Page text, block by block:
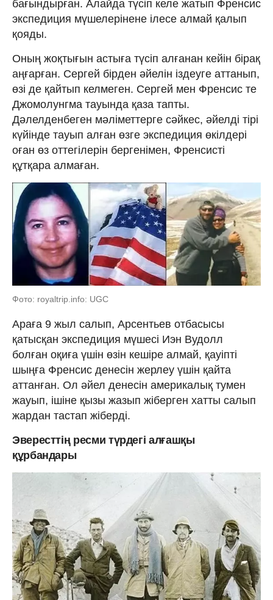
бағындырған. Алайда түсіп келе жатып Френсис
экспедиция мүшелерінене ілесе алмай қалып
қояды.
Оның жоқтығын астыға түсіп алғанан кейін бірақ
аңғарған. Сергей бірден әйелін іздеуге аттанып,
өзі де қайтып келмеген. Сергей мен Френсис те
Джомолунгма тауында қаза тапты.
Дәлелденбеген мәліметтерге сәйкес, әйелді тірі
күйінде тауып алған өзге экспедиция өкілдері
оған өз оттегілерін бергенімен, Френсисті
құтқара алмаған.
Фото: royaltrip.info: UGC
Араға 9 жыл салып, Арсентьев отбасысы
қатысқан экспедиция мүшесі Иэн Вудолл
болған оқиға үшін өзін кешіре алмай, қауіпті
шыңға Френсис денесін жерлеу үшін қайта
аттанған. Ол әйел денесін америкалық тумен
жауып, ішіне қызы жазып жіберген хатты салып
жардан тастап жіберді.
Эвересттің ресми түрдегі алғашқы
құрбандары